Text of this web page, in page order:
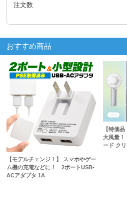
注文数
おすすめ商品
【モデルチェンジ！】 スマホやゲー
ム機の充電などに！ 2ポートUSB-
ACアダプタ 1A
【特価
大風量
ード ク